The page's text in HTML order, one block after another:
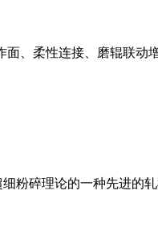
、柔性连接、磨辊联动
粉碎理论的一种先进的